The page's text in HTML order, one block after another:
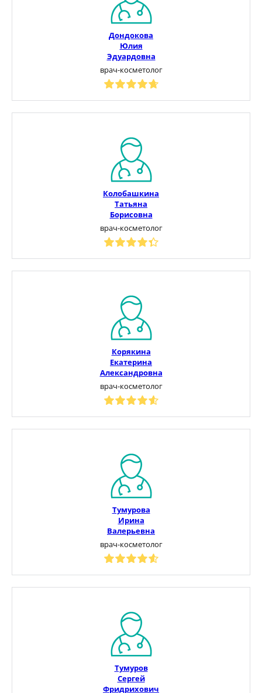
Дондокова
Юлия
Эдуардовна
врач-косметолог
Колобашкина
Татьяна
Борисовна
врач-косметолог
Корякина
Екатерина
Александровна
врач-косметолог
Тумурова
Ирина
Валерьевна
врач-косметолог
Тумуров
Сергей
Фридрихович